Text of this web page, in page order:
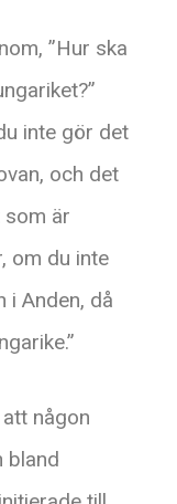
”Hur ska
inte gör det
och det
som är
om du inte
i Anden, då
någon
bland